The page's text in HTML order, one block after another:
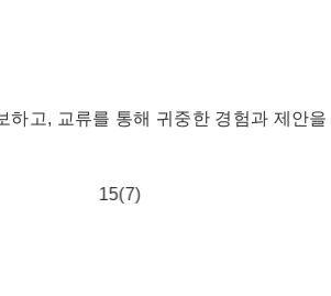
고, 교류를 통해 귀중한 경험과 제안을